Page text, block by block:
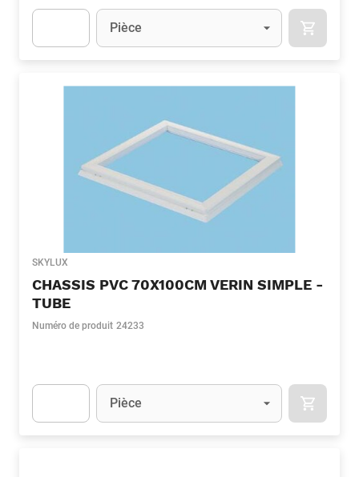
Unité
Pièce
SKYLUX
CHASSIS PVC 70X100CM VERIN SIMPLE -
TUBE
Numéro de produit 24233
Unité
Pièce